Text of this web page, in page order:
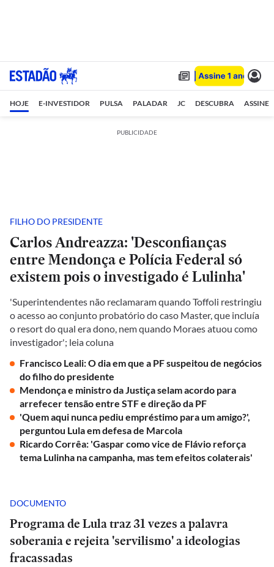
HOJE E-INVESTIDOR PULSA PALADAR JC DESCUBRA ASSINE
PUBLICIDADE
FILHO DO PRESIDENTE
Carlos Andreazza: 'Desconfianças
entre Mendonça e Polícia Federal só
existem pois o investigado é Lulinha'
'Superintendentes não reclamaram quando Toffoli restringiu
o acesso ao conjunto probatório do caso Master, que incluía
o resort do qual era dono, nem quando Moraes atuou como
investigador'; leia coluna
Francisco Leali: O dia em que a PF suspeitou de negócios
do filho do presidente
Mendonça e ministro da Justiça selam acordo para
arrefecer tensão entre STF e direção da PF
'Quem aqui nunca pediu empréstimo para um amigo?',
perguntou Lula em defesa de Marcola
Ricardo Corrêa: 'Gaspar como vice de Flávio reforça
tema Lulinha na campanha, mas tem efeitos colaterais'
DOCUMENTO
Programa de Lula traz 31 vezes a palavra
soberania e rejeita 'servilismo' a ideologias
fracassadas